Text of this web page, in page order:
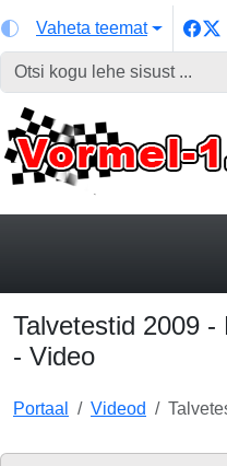
Vaheta teemat
Talvetestid 2009
- Video
Portaal Videod